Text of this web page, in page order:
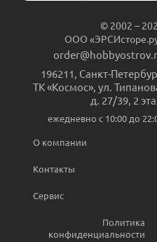
© 2002 –
ООО
196211, Санкт-
ТК «Космос», ул.
д. 27/39, 2
ежедневно c 10:00 до
О компании
Контакты
Сервис
Политика
конфиденциальности